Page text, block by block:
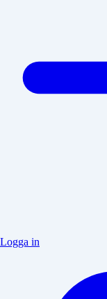
Logga in